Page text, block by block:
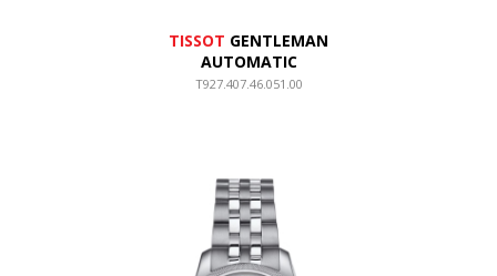
TISSOT GENTLEMAN
AUTOMATIC
T927.407.46.051.00